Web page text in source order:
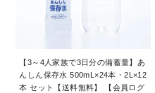
コーポ
【3～4人家族で3日分の備蓄量】あ
んしん保存水 500mL×24本・2L×12
本 セット【送料無料】 【会員ログ